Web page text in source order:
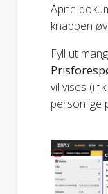
Åpne
knappen
Fyll ut
vil vises
personlige